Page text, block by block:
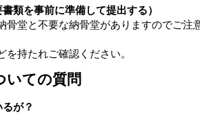
類を事前に準備して提出する）
骨堂と不要な納骨堂がありますのでご注
を持たれご確認ください。
いての質問
が？